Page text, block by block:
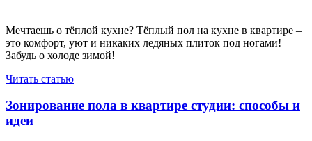
Мечтаешь о тёплой кухне? Тёплый пол на кухне в квартире –
это комфорт, уют и никаких ледяных плиток под ногами!
Забудь о холоде зимой!
Читать статью
Зонирование пола в квартире студии: способы и
идеи